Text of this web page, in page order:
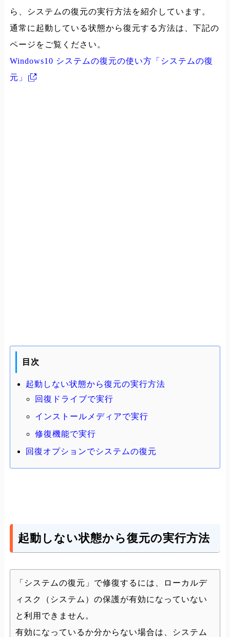
ら、システムの復元の実行方法を紹介しています。
通常に起動している状態から復元する方法は、下記の
ページをご覧ください。
Windows10 システムの復元の使い方「システムの復
元」
目次
起動しない状態から復元の実行方法
回復ドライブで実行
インストールメディアで実行
修復機能で実行
回復オプションでシステムの復元
起動しない状態から復元の実行方法
「システムの復元」で修復するには、ローカルデ
ィスク（システム）の保護が有効になっていない
と利用できません。
有効になっているか分からない場合は、システム